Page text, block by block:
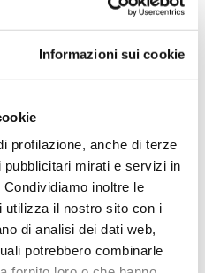
Informazioni sui cookie
profilazione, anche di terze
mirati e servizi in
inoltre le
utilizza il nostro sito con i
di analisi dei dati web,
potrebbero combinarle
функциональное и
решение, светло-
выбор.
цвета
ванной комнаты.
коллекции Geo
сочетая в себе
эстетическую
но
надежной основой